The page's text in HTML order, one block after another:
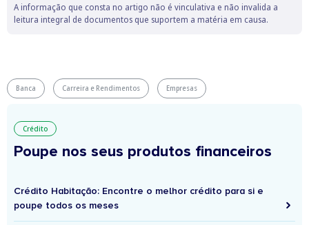
A informação que consta no artigo não é vinculativa e não invalida a
leitura integral de documentos que suportem a matéria em causa.
Banca Carreira e Rendimentos Empresas
Crédito
Poupe nos seus produtos financeiros
Crédito Habitação: Encontre o melhor crédito para si e
poupe todos os meses